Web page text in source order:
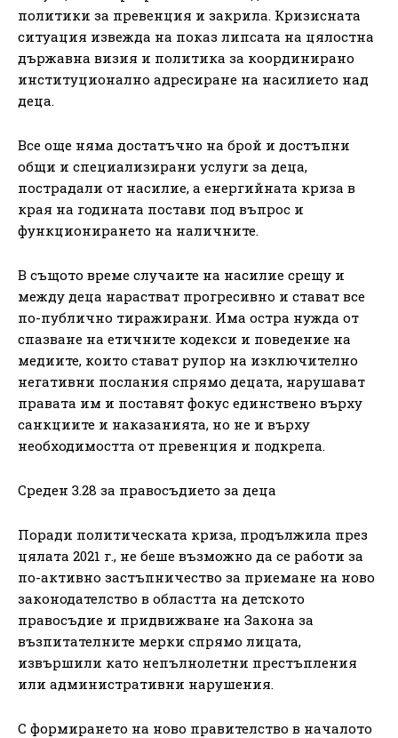
политики за превенция и закрила. Кризисната
ситуация извежда на показ липсата на цялостна
държавна визия и политика за координирано
институционално адресиране на насилието над
деца.
Все още няма достатъчно на брой и достъпни
общи и специализирани услуги за деца,
пострадали от насилие, а енергийната криза в
края на годината постави под въпрос и
функционирането на наличните.
В същото време случаите на насилие срещу и
между деца нарастват прогресивно и стават все
по-публично тиражирани. Има остра нужда от
спазване на етичните кодекси и поведение на
медиите, които стават рупор на изключително
негативни послания спрямо децата, нарушават
правата им и поставят фокус единствено върху
санкциите и наказанията, но не и върху
необходимостта от превенция и подкрепа.
Среден 3.28 за правосъдието за деца
Поради политическата криза, продължила през
цялата 2021 г., не беше възможно да се работи за
по-активно застъпничество за приемане на ново
законодателство в областта на детското
правосъдие и придвижване на Закона за
възпитателните мерки спрямо лицата,
извършили като непълнолетни престъпления
или административни нарушения.
С формирането на ново правителство в началото